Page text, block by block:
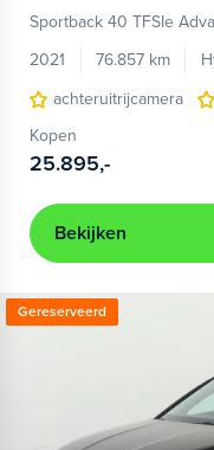
Sportback 40 TFSIe
2021
76.857 km
achteruitrijcamera
Kopen
25.895,-
Bekijken
Gereserveerd